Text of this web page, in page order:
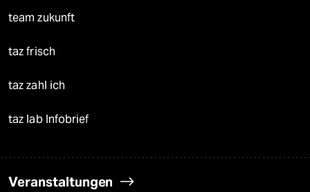
team zukunft
taz frisch
taz zahl ich
taz lab Infobrief
Veranstaltungen